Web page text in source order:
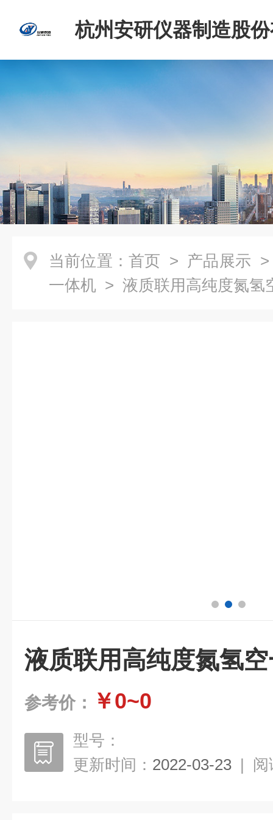
杭州安研仪器制造股
司
当前位置： 首页 > 产品展示
一体机 > 液质联用高纯度氮氢
液质联用高纯度氮氢
参考价： ￥0~0
型号：
更新时间： 2022-03-23 | 阅